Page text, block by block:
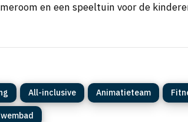
en een speeltuin voor de
All-inclusive Animatieteam